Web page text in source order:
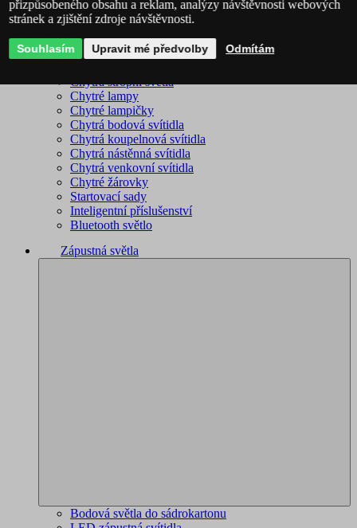
Philips Hue – kompletní sortiment
Immax NEO - kompletní sortiment
WiZ – kompletní sortiment
Chytrá stropní světla
Chytré lampy
Chytré lampičky
Chytrá bodová svítidla
Chytrá koupelnová svítidla
Chytrá nástěnná svítidla
Chytrá venkovní svítidla
Chytré žárovky
Startovací sady
Inteligentní příslušenství
Bluetooth světlo
Zápustná světla
Bodová světla do sádrokartonu
přizpůsobeného obsahu a reklam, analýzy návštěvnosti webových
stránek a zjištění zdroje návštěvnosti.
Souhlasím Upravit mé předvolby Odmítám